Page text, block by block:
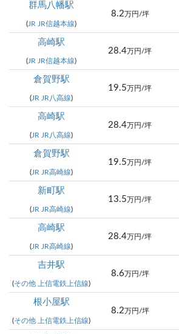
群馬八幡駅
(JR JR信越本線)
8.2 万円/坪
高崎駅
(JR JR信越本線)
28.4 万円/坪
倉賀野駅
(JR JR八高線)
19.5 万円/坪
高崎駅
(JR JR八高線)
28.4 万円/坪
倉賀野駅
(JR JR高崎線)
19.5 万円/坪
新町駅
(JR JR高崎線)
13.5 万円/坪
高崎駅
(JR JR高崎線)
28.4 万円/坪
吉井駅
(その他 上信電鉄上信線)
8.6 万円/坪
根小屋駅
(その他 上信電鉄上信線)
8.2 万円/坪